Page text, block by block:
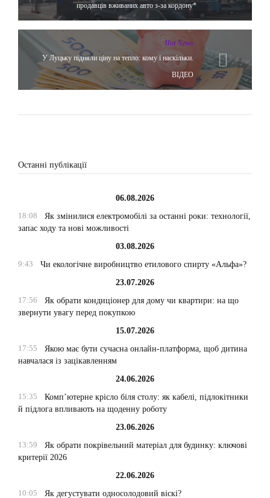
продавців вживаних авто з-за кордону*
Hot News
У Луцьку підняли ціну на тепло: кому і наскільки.
ВІДЕО
Останні публікації
06.08.2026
18:08
Як змінилися електромобілі за останні роки: технології,
запас ходу та нові можливості
03.08.2026
9:43
Чи екологічне виробництво етилового спирту «Альфа»?
23.07.2026
17:56
Як обрати кондиціонер для дому чи квартири: на що
звернути увагу перед покупкою
15.07.2026
17:55
Якою має бути сучасна онлайн-платформа, щоб дитина
навчалася із зацікавленням
24.06.2026
15:35
Комп’ютерне крісло біля столу: як кабелі, підлокітники
й підлога впливають на щоденну роботу
23.06.2026
13:59
Як обрати покрівельний матеріал для будинку: ключові
критерії 2026
22.06.2026
10:05
Як дегустувати односолодовий віскі?